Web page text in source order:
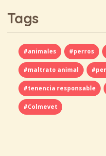
Tags
#animales #perros
#maltrato animal
#tenencia responsable
#Colmevet